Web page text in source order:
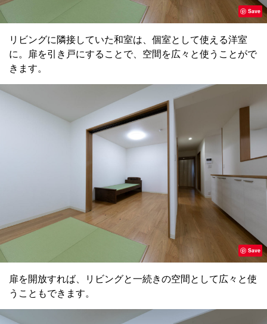
Save
リビングに隣接していた和室は、個室として使える洋室
に。扉を引き戸にすることで、空間を広々と使うことがで
きます。
Save
扉を開放すれば、リビングと一続きの空間として広々と使
うこともできます。